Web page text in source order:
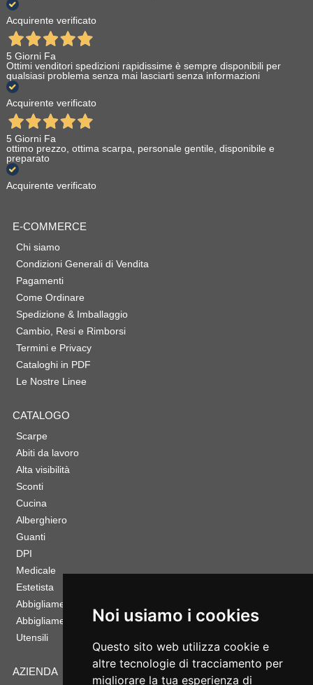
Noi usiamo i cookies
Questo sito web utilizza cookie e
altre tecnologie di tracciamento per
migliorare la tua esperienza di
Acquirente verificato
5 Giorni Fa
Ottimi venditori spedizioni rapidissime è sempre disponibili per
qualsiasi problema senza mai lasciarti senza informazioni
Acquirente verificato
5 Giorni Fa
ottimo prezzo, ottima scarpa, personale gentile, disponibile e
preparato
Acquirente verificato
E-COMMERCE
Chi siamo
Condizioni Generali di Vendita
Pagamenti
Come Ordinare
Spedizione & Imballaggio
Cambio, Resi e Rimborsi
Termini e Privacy
Cataloghi in PDF
Le Nostre Linee
CATALOGO
Scarpe
Abiti da lavoro
Alta visibilità
Sconti
Cucina
Alberghiero
Guanti
DPI
Medicale
Estetista
Abbigliamento Sportivo
Abbigliamento Bambino
Utensili
AZIENDA